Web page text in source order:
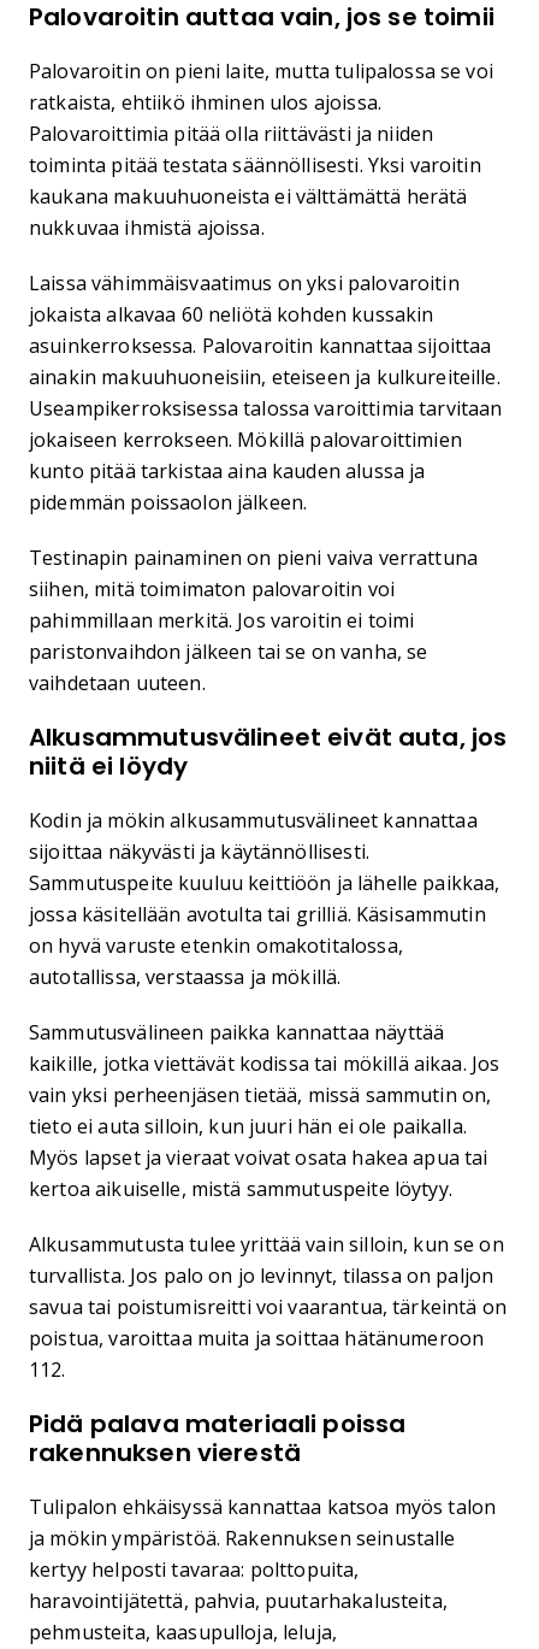
Palovaroitin auttaa vain, jos se toimii
Palovaroitin on pieni laite, mutta tulipalossa se voi
ratkaista, ehtiikö ihminen ulos ajoissa.
Palovaroittimia pitää olla riittävästi ja niiden
toiminta pitää testata säännöllisesti. Yksi varoitin
kaukana makuuhuoneista ei välttämättä herätä
nukkuvaa ihmistä ajoissa.
Laissa vähimmäisvaatimus on yksi palovaroitin
jokaista alkavaa 60 neliötä kohden kussakin
asuinkerroksessa. Palovaroitin kannattaa sijoittaa
ainakin makuuhuoneisiin, eteiseen ja kulkureiteille.
Useampikerroksisessa talossa varoittimia tarvitaan
jokaiseen kerrokseen. Mökillä palovaroittimien
kunto pitää tarkistaa aina kauden alussa ja
pidemmän poissaolon jälkeen.
Testinapin painaminen on pieni vaiva verrattuna
siihen, mitä toimimaton palovaroitin voi
pahimmillaan merkitä. Jos varoitin ei toimi
paristonvaihdon jälkeen tai se on vanha, se
vaihdetaan uuteen.
Alkusammutusvälineet eivät auta, jos
niitä ei löydy
Kodin ja mökin alkusammutusvälineet kannattaa
sijoittaa näkyvästi ja käytännöllisesti.
Sammutuspeite kuuluu keittiöön ja lähelle paikkaa,
jossa käsitellään avotulta tai grilliä. Käsisammutin
on hyvä varuste etenkin omakotitalossa,
autotallissa, verstaassa ja mökillä.
Sammutusvälineen paikka kannattaa näyttää
kaikille, jotka viettävät kodissa tai mökillä aikaa. Jos
vain yksi perheenjäsen tietää, missä sammutin on,
tieto ei auta silloin, kun juuri hän ei ole paikalla.
Myös lapset ja vieraat voivat osata hakea apua tai
kertoa aikuiselle, mistä sammutuspeite löytyy.
Alkusammutusta tulee yrittää vain silloin, kun se on
turvallista. Jos palo on jo levinnyt, tilassa on paljon
savua tai poistumisreitti voi vaarantua, tärkeintä on
poistua, varoittaa muita ja soittaa hätänumeroon
112.
Pidä palava materiaali poissa
rakennuksen vierestä
Tulipalon ehkäisyssä kannattaa katsoa myös talon
ja mökin ympäristöä. Rakennuksen seinustalle
kertyy helposti tavaraa: polttopuita,
haravointijätettä, pahvia, puutarhakalusteita,
pehmusteita, kaasupulloja, leluja,